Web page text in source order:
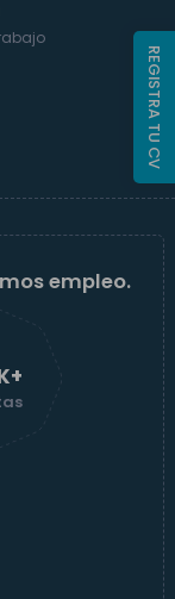
empleo.
REGISTRA TU CV